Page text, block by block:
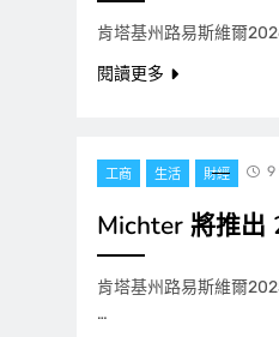
肯塔基州路易斯維爾
閱讀更多
工商 生活 財經 9
Michter 將推出
肯塔基州路易斯維爾
…